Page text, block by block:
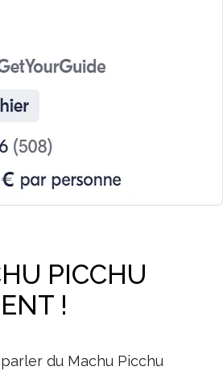
PICCHU
!
du Machu Picchu